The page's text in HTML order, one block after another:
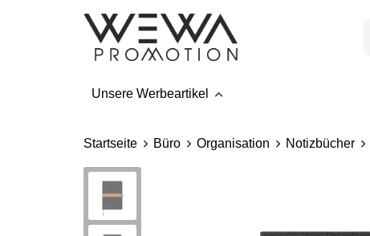
Unsere Werbeartikel
Startseite Büro Organisation Notizbücher